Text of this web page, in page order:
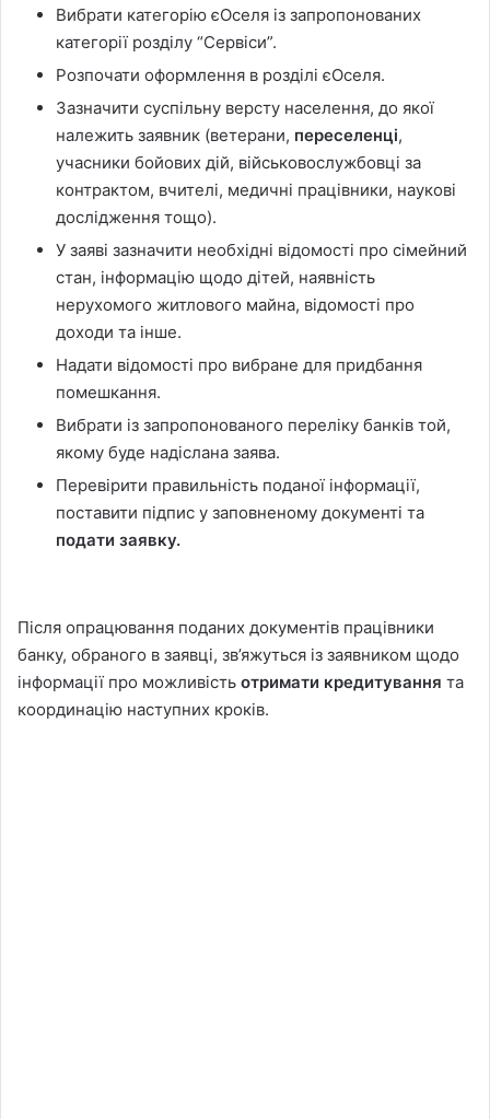
Вибрати категорію єОселя із запропонованих
категорії розділу “Сервіси”.
Розпочати оформлення в розділі єОселя.
Зазначити суспільну версту населення, до якої
належить заявник (ветерани, переселенці,
учасники бойових дій, військовослужбовці за
контрактом, вчителі, медичні працівники, наукові
дослідження тощо).
У заяві зазначити необхідні відомості про сімейний
стан, інформацію щодо дітей, наявність
нерухомого житлового майна, відомості про
доходи та інше.
Надати відомості про вибране для придбання
помешкання.
Вибрати із запропонованого переліку банків той,
якому буде надіслана заява.
Перевірити правильність поданої інформації,
поставити підпис у заповненому документі та
подати заявку.
Після опрацювання поданих документів працівники
банку, обраного в заявці, зв’яжуться із заявником щодо
інформації про можливість отримати кредитування та
координацію наступних кроків.